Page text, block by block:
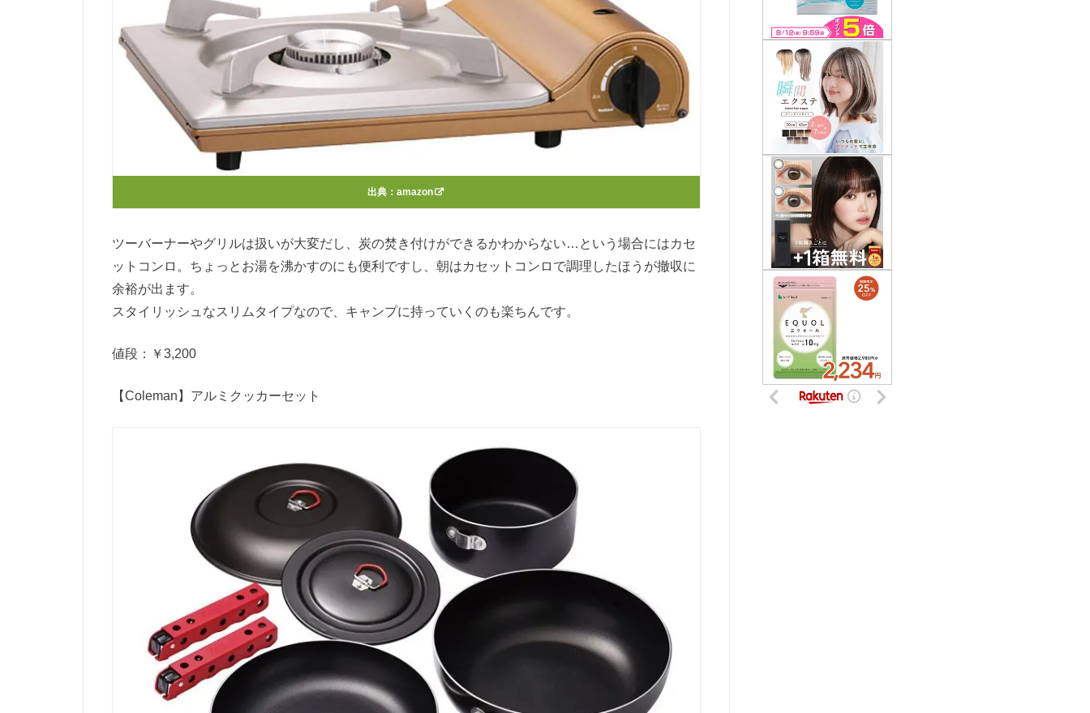
出典： amazon
ツーバーナーやグリルは扱いが大変だし、炭の焚き付けができるかわからない…という場合にはカセ
ットコンロ。ちょっとお湯を沸かすのにも便利ですし、朝はカセットコンロで調理したほうが撤収に
余裕が出ます。
スタイリッシュなスリムタイプなので、キャンプに持っていくのも楽ちんです。
値段：￥3,200
【Coleman】アルミクッカーセット